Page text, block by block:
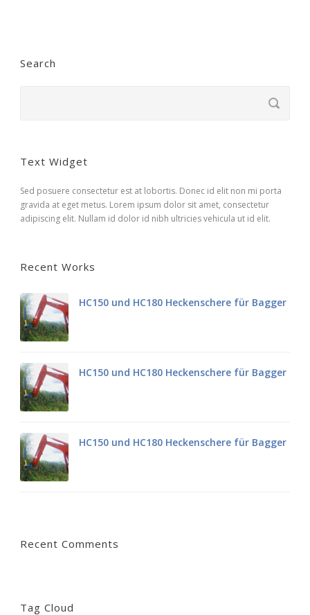
Search
Text Widget
Sed posuere consectetur est at lobortis. Donec id elit non mi porta
gravida at eget metus. Lorem ipsum dolor sit amet, consectetur
adipiscing elit. Nullam id dolor id nibh ultricies vehicula ut id elit.
Recent Works
HC150 und HC180 Heckenschere für Bagger
HC150 und HC180 Heckenschere für Bagger
HC150 und HC180 Heckenschere für Bagger
Recent Comments
Tag Cloud